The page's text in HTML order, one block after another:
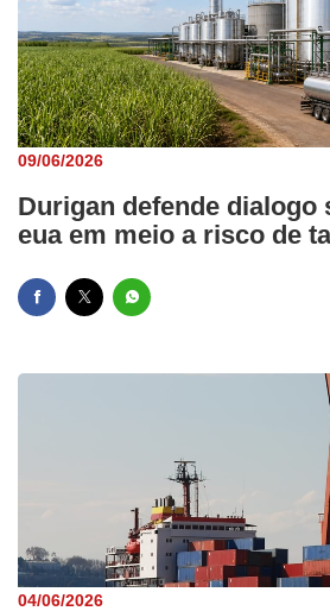
09/06/2026
Durigan defende dialogo
eua em meio a risco de
04/06/2026